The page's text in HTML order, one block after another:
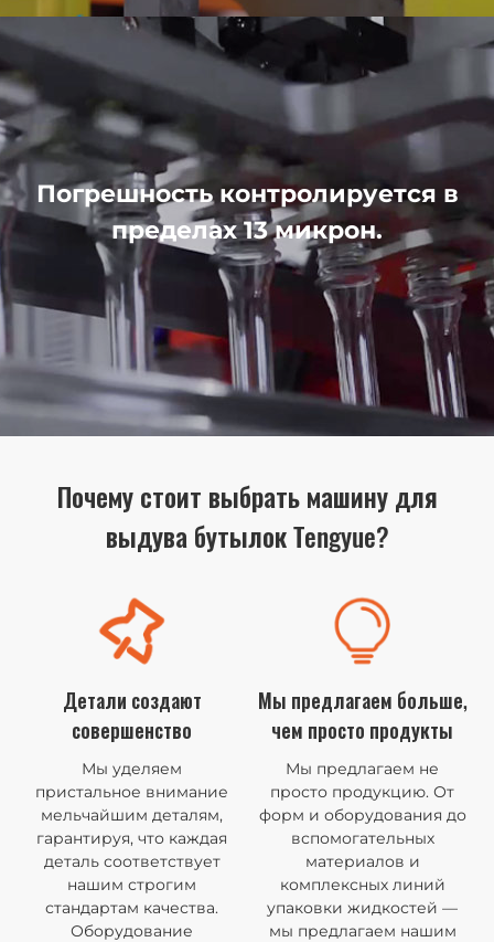
Погрешность контролируется в
пределах 13 микрон.
Почему стоит выбрать машину для
выдува бутылок Tengyue?
Детали создают
совершенство
Мы уделяем
пристальное внимание
мельчайшим деталям,
гарантируя, что каждая
деталь соответствует
нашим строгим
стандартам качества.
Оборудование
Мы предлагаем больше,
чем просто продукты
Мы предлагаем не
просто продукцию. От
форм и оборудования до
вспомогательных
материалов и
комплексных линий
упаковки жидкостей —
мы предлагаем нашим